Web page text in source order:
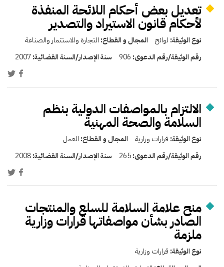
تعديل بعض أحكام اللائحة المنفذة
لأحكام قانون الاستيراد والتصدير
نوع الوثيقة: لوائح المجال و القطاع: التجارة والاستثمار والصناعة
رقم الوثيقة/رقم الدعوى: 906 سنة الإصدار/السنة القضائية:2007
الالتزام بالمواصفات الدولية بنظم
السلامة والصحة المهنية
نوع الوثيقة: قرارات وزارية المجال و القطاع: العمل
رقم الوثيقة/رقم الدعوى:265 سنة الإصدار/السنة القضائية:2008
منح علامة السلامة للسلع والمنتجات
الصادر بشأن مواصفاتها قرارات وزارية
ملزمة
نوع الوثيقة: قرارات وزارية